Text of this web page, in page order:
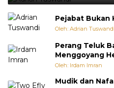
Pejabat Bukan
Oleh: Adrian Tuswandi
Perang Teluk
Menggoyang
Oleh: Irdam Imran
Mudik dan